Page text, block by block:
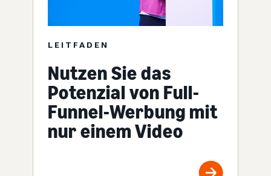
LEITFADEN
Nutzen Sie das
Potenzial von Full-
Funnel-Werbung mit
nur einem Video